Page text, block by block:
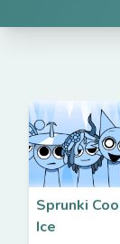
Sprunki
Ice